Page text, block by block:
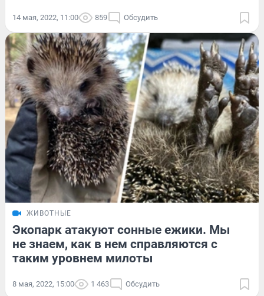
14 мая, 2022, 11:00 859 Обсудить
ЖИВОТНЫЕ
Экопарк атакуют сонные ежики. Мы
не знаем, как в нем справляются с
таким уровнем милоты
8 мая, 2022, 15:00 1 463 Обсудить